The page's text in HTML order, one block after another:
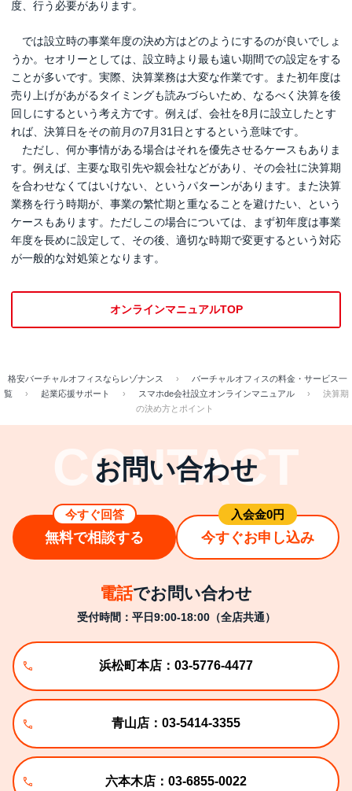
度、行う必要があります。
では設立時の事業年度の決め方はどのようにするのが良いでしょ
うか。セオリーとしては、設立時より最も遠い期間での設定をする
ことが多いです。実際、決算業務は大変な作業です。また初年度は
売り上げがあがるタイミングも読みづらいため、なるべく決算を後
回しにするという考え方です。例えば、会社を8月に設立したとす
れば、決算日をその前月の7月31日とするという意味です。
ただし、何か事情がある場合はそれを優先させるケースもありま
す。例えば、主要な取引先や親会社などがあり、その会社に決算期
を合わせなくてはいけない、というパターンがあります。また決算
業務を行う時期が、事業の繁忙期と重なることを避けたい、という
ケースもあります。ただしこの場合については、まず初年度は事業
年度を長めに設定して、その後、適切な時期で変更するという対応
が一般的な対処策となります。
オンラインマニュアルTOP
格安バーチャルオフィスならレゾナンス ›
バーチャルオフィスの料金・サービス一
覧
› 起業応援サポート › スマホde会社設立オンラインマニュアル ›
決算期
の決め方とポイント
お問い合わせ
無料で相談する
今すぐ回答
今すぐお申し込み
⼊会⾦0円
電話でお問い合わせ
受付時間：平日9:00-18:00（全店共通）
浜松町本店：03-5776-4477
青山店：03-5414-3355
六本木店：03-6855-0022